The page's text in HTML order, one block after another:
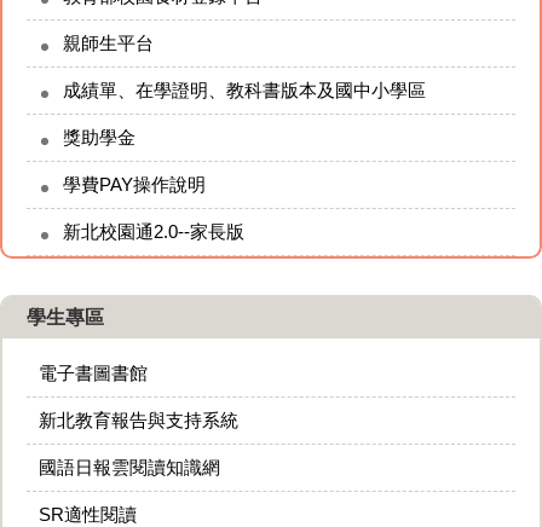
親師生平台
成績單、在學證明、教科書版本及國中小學區
獎助學金
學費PAY操作說明
新北校園通2.0--家長版
學生專區
電子書圖書館
新北教育報告與支持系統
國語日報雲閱讀知識網
SR適性閱讀